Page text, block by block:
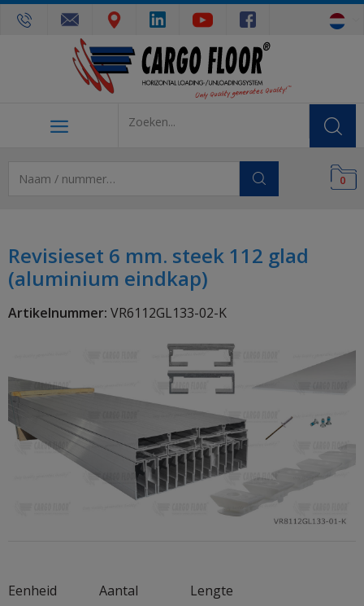
0
Revisieset 6 mm. steek 112 glad
(aluminium eindkap)
Artikelnummer: VR6112GL133-02-K
Eenheid Aantal
Lengte